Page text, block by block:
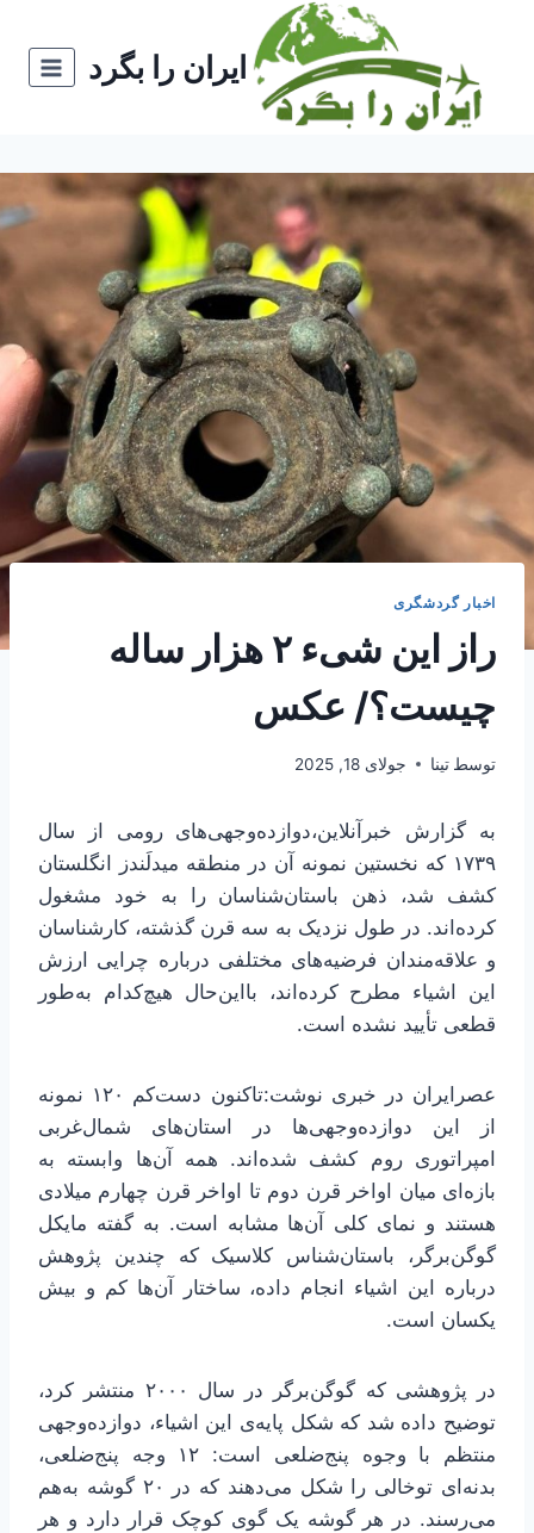
ایران را بگرد
اخبار گردشگری
راز این شیء ۲ هزار ساله
چیست؟/ عکس
توسط تینا جولای 18, 2025
به گزارش خبرآنلاین،دوازده‌وجهی‌های رومی از سال
۱۷۳۹ که نخستین نمونه آن در منطقه میدلَندز انگلستان
کشف شد، ذهن باستان‌شناسان را به خود مشغول
کرده‌اند. در طول نزدیک به سه قرن گذشته، کارشناسان
و علاقه‌مندان فرضیه‌های مختلفی درباره چرایی ارزش
این اشیاء مطرح کرده‌اند، بااین‌حال هیچ‌کدام به‌طور
قطعی تأیید نشده است.
عصرایران در خبری نوشت:تاکنون دست‌کم ۱۲۰ نمونه
از این دوازده‌وجهی‌ها در استان‌های شمال‌غربی
امپراتوری روم کشف شده‌اند. همه آن‌ها وابسته به
بازه‌ای میان اواخر قرن دوم تا اواخر قرن چهارم میلادی
هستند و نمای کلی آن‌ها مشابه است. به گفته مایکل
گوگن‌برگر، باستان‌شناس کلاسیک که چندین پژوهش
درباره این اشیاء انجام داده، ساختار آن‌ها کم و بیش
یکسان است.
در پژوهشی که گوگن‌برگر در سال ۲۰۰۰ منتشر کرد،
توضیح داده شد که شکل پایه‌ی این اشیاء، دوازده‌وجهی
منتظم با وجوه پنج‌ضلعی است: ۱۲ وجه پنج‌ضلعی،
بدنه‌ای توخالی را شکل می‌دهند که در ۲۰ گوشه به‌هم
می‌رسند. در هر گوشه یک گوی کوچک قرار دارد و هر